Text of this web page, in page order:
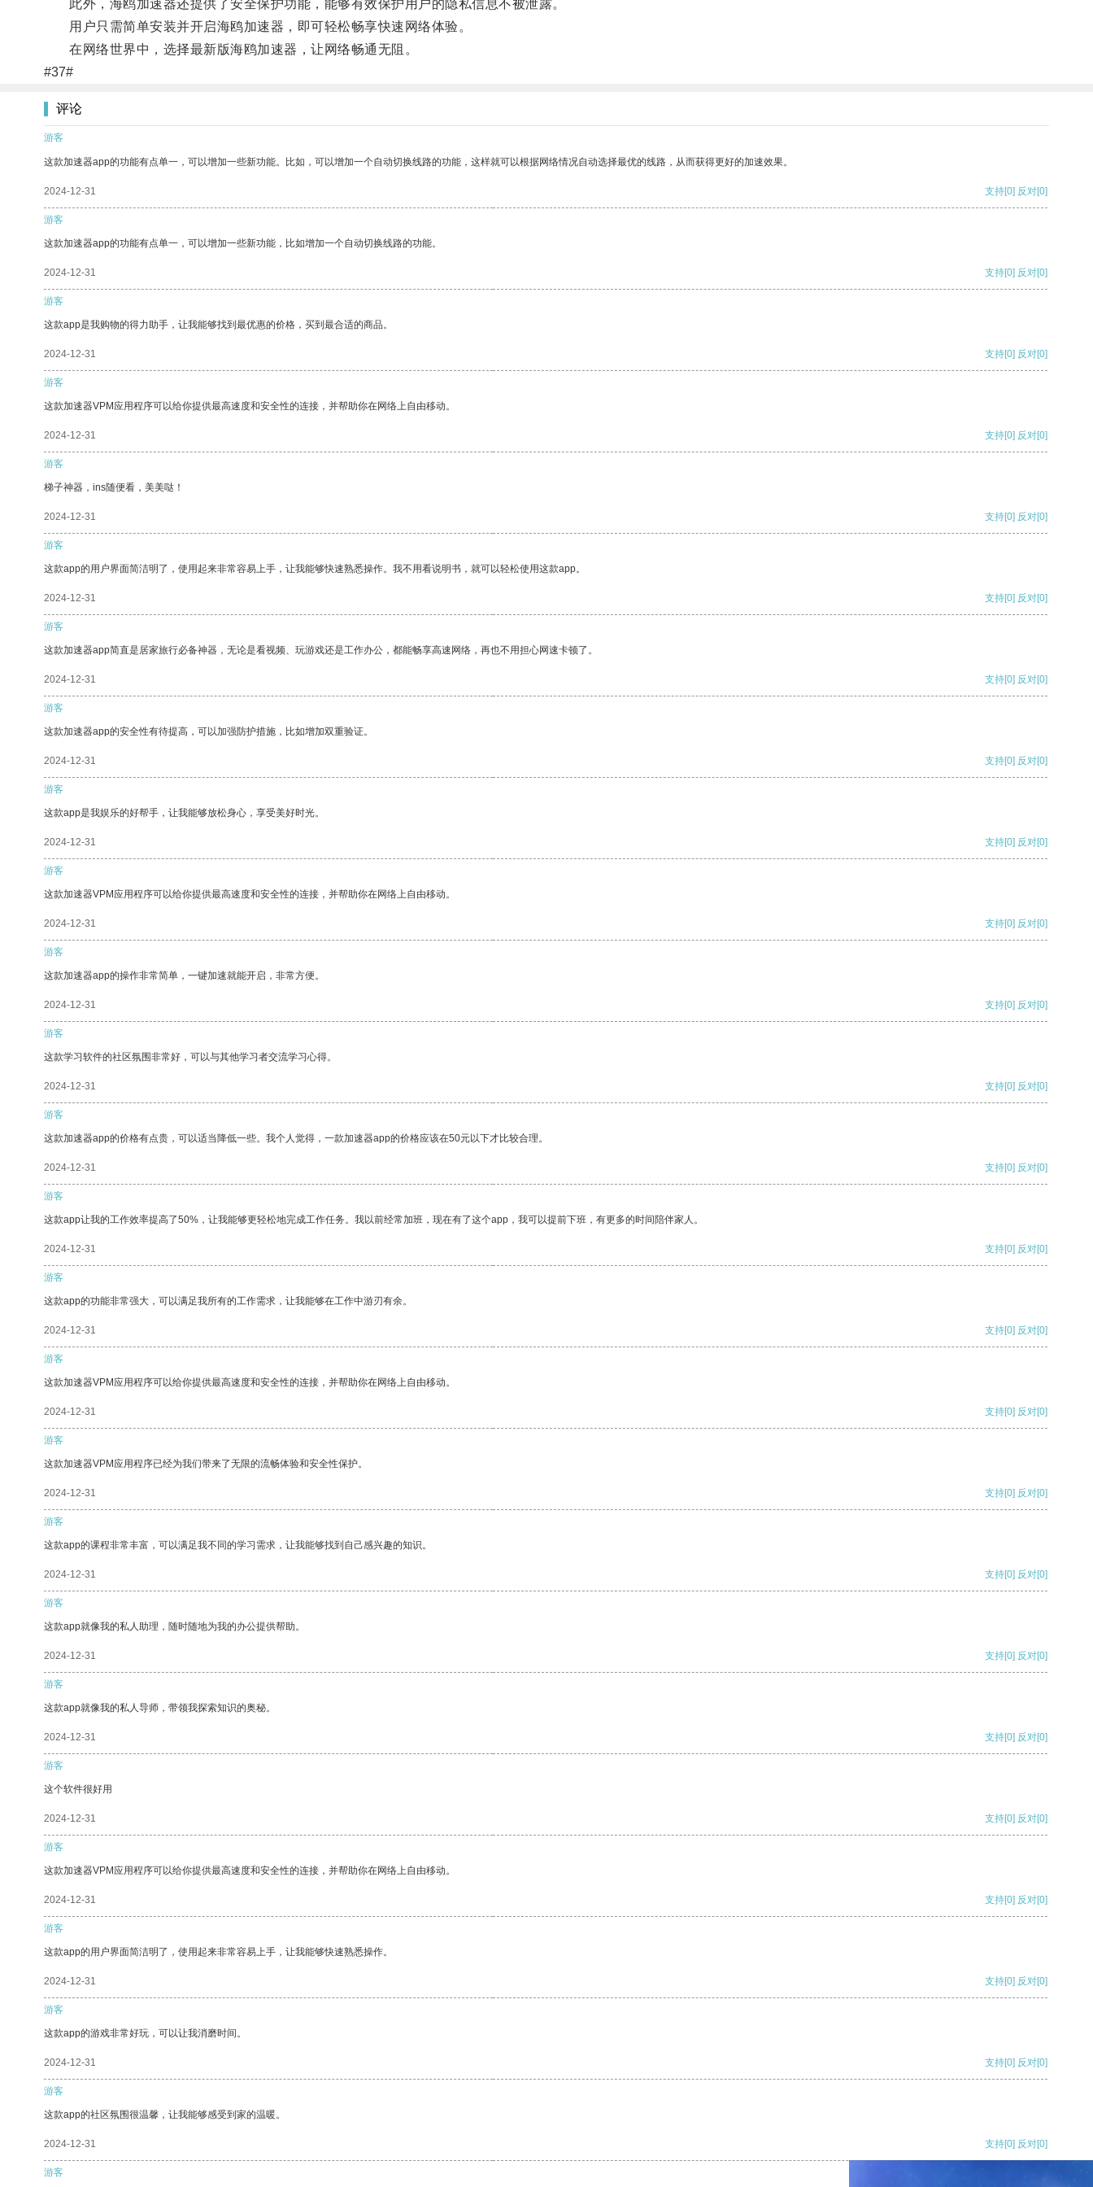
此外，海鸥加速器还提供了安全保护功能，能够有效保护用户的隐私信息不被泄露。
用户只需简单安装并开启海鸥加速器，即可轻松畅享快速网络体验。
在网络世界中，选择最新版海鸥加速器，让网络畅通无阻。
#37#
评论
游客
这款加速器app的功能有点单一，可以增加一些新功能。比如，可以增加一个自动切换线路的功能，这样就可以根据网络情况自动选择最优的线路，从而获得更好的加速效果。
2024-12-31 支持[0] 反对[0]
游客
这款加速器app的功能有点单一，可以增加一些新功能，比如增加一个自动切换线路的功能。
2024-12-31 支持[0] 反对[0]
游客
这款app是我购物的得力助手，让我能够找到最优惠的价格，买到最合适的商品。
2024-12-31 支持[0] 反对[0]
游客
这款加速器VPM应用程序可以给你提供最高速度和安全性的连接，并帮助你在网络上自由移动。
2024-12-31 支持[0] 反对[0]
游客
梯子神器，ins随便看，美美哒！
2024-12-31 支持[0] 反对[0]
游客
这款app的用户界面简洁明了，使用起来非常容易上手，让我能够快速熟悉操作。我不用看说明书，就可以轻松使用这款app。
2024-12-31 支持[0] 反对[0]
游客
这款加速器app简直是居家旅行必备神器，无论是看视频、玩游戏还是工作办公，都能畅享高速网络，再也不用担心网速卡顿了。
2024-12-31 支持[0] 反对[0]
游客
这款加速器app的安全性有待提高，可以加强防护措施，比如增加双重验证。
2024-12-31 支持[0] 反对[0]
游客
这款app是我娱乐的好帮手，让我能够放松身心，享受美好时光。
2024-12-31 支持[0] 反对[0]
游客
这款加速器VPM应用程序可以给你提供最高速度和安全性的连接，并帮助你在网络上自由移动。
2024-12-31 支持[0] 反对[0]
游客
这款加速器app的操作非常简单，一键加速就能开启，非常方便。
2024-12-31 支持[0] 反对[0]
游客
这款学习软件的社区氛围非常好，可以与其他学习者交流学习心得。
2024-12-31 支持[0] 反对[0]
游客
这款加速器app的价格有点贵，可以适当降低一些。我个人觉得，一款加速器app的价格应该在50元以下才比较合理。
2024-12-31 支持[0] 反对[0]
游客
这款app让我的工作效率提高了50%，让我能够更轻松地完成工作任务。我以前经常加班，现在有了这个app，我可以提前下班，有更多的时间陪伴家人。
2024-12-31 支持[0] 反对[0]
游客
这款app的功能非常强大，可以满足我所有的工作需求，让我能够在工作中游刃有余。
2024-12-31 支持[0] 反对[0]
游客
这款加速器VPM应用程序可以给你提供最高速度和安全性的连接，并帮助你在网络上自由移动。
2024-12-31 支持[0] 反对[0]
游客
这款加速器VPM应用程序已经为我们带来了无限的流畅体验和安全性保护。
2024-12-31 支持[0] 反对[0]
游客
这款app的课程非常丰富，可以满足我不同的学习需求，让我能够找到自己感兴趣的知识。
2024-12-31 支持[0] 反对[0]
游客
这款app就像我的私人助理，随时随地为我的办公提供帮助。
2024-12-31 支持[0] 反对[0]
游客
这款app就像我的私人导师，带领我探索知识的奥秘。
2024-12-31 支持[0] 反对[0]
游客
这个软件很好用
2024-12-31 支持[0] 反对[0]
游客
这款加速器VPM应用程序可以给你提供最高速度和安全性的连接，并帮助你在网络上自由移动。
2024-12-31 支持[0] 反对[0]
游客
这款app的用户界面简洁明了，使用起来非常容易上手，让我能够快速熟悉操作。
2024-12-31 支持[0] 反对[0]
游客
这款app的游戏非常好玩，可以让我消磨时间。
2024-12-31 支持[0] 反对[0]
游客
这款app的社区氛围很温馨，让我能够感受到家的温暖。
2024-12-31 支持[0] 反对[0]
游客